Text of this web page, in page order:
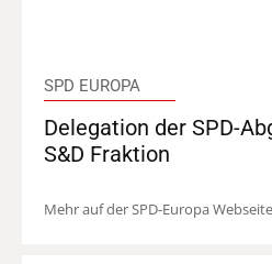
SPD EUROPA
Delegation der SPD-
S&D Fraktion
Mehr auf der SPD-Europa Webseite